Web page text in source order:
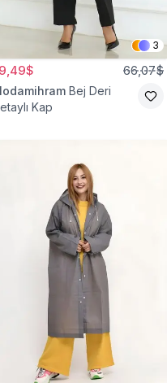
3
66,07$
Bej Deri
Kap